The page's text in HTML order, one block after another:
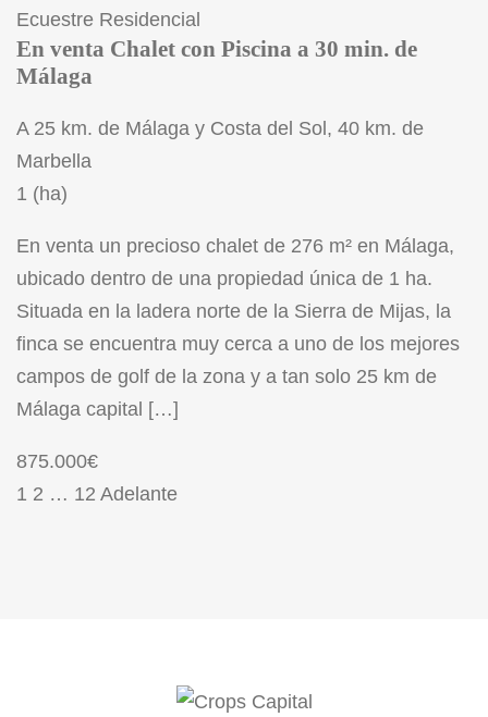
Ecuestre Residencial
En venta Chalet con Piscina a 30 min. de
Málaga
A 25 km. de Málaga y Costa del Sol, 40 km. de
Marbella
1 (ha)
En venta un precioso chalet de 276 m² en Málaga,
ubicado dentro de una propiedad única de 1 ha.
Situada en la ladera norte de la Sierra de Mijas, la
finca se encuentra muy cerca a uno de los mejores
campos de golf de la zona y a tan solo 25 km de
Málaga capital […]
875.000€
1 2 … 12 Adelante